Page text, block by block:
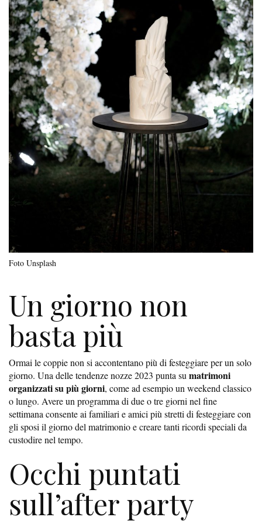
Foto Unsplash
Un giorno non
basta più
Ormai le coppie non si accontentano più di festeggiare per un solo
giorno. Una delle tendenze nozze 2023 punta su matrimoni
organizzati su più giorni, come ad esempio un weekend classico
o lungo. Avere un programma di due o tre giorni nel fine
settimana consente ai familiari e amici più stretti di festeggiare con
gli sposi il giorno del matrimonio e creare tanti ricordi speciali da
custodire nel tempo.
Occhi puntati
sull’after party